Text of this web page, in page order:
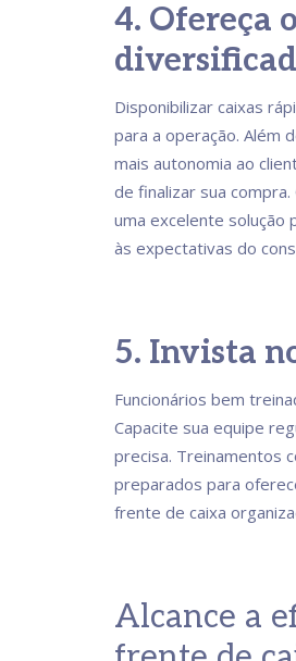
4. Ofereça
Disponibilizar caixas
para a operação. Além
mais autonomia ao
de finalizar sua
uma excelente solução
às expectativas do
5. Invista
Funcionários bem
Capacite sua equipe
precisa. Treinamentos
preparados para
frente de caixa
Alcance a